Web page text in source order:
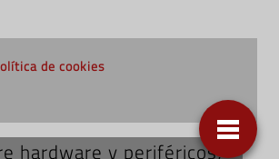
de cookies
hardware y periféricos;